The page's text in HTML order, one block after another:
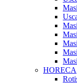
HORECA